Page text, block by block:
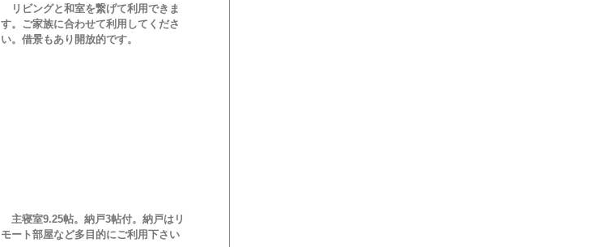
リビングと和室を繋げて利用できま
す。ご家族に合わせて利用してくださ
い。借景もあり開放的です。
主寝室9.25帖。納戸3帖付。納戸はリ
モート部屋など多目的にご利用下さい